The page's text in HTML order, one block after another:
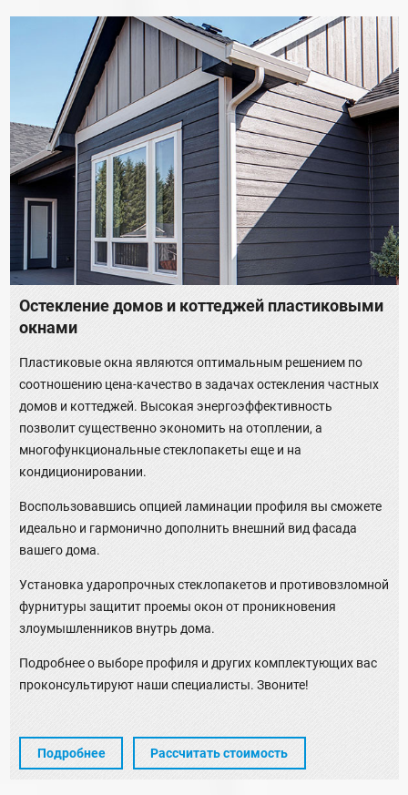
Остекление домов и коттеджей пластиковыми
окнами
Пластиковые окна являются оптимальным решением по
соотношению цена-качество в задачах остекления частных
домов и коттеджей. Высокая энергоэффективность
позволит существенно экономить на отоплении, а
многофункциональные стеклопакеты еще и на
кондиционировании.
Воспользовавшись опцией ламинации профиля вы сможете
идеально и гармонично дополнить внешний вид фасада
вашего дома.
Установка ударопрочных стеклопакетов и противовзломной
фурнитуры защитит проемы окон от проникновения
злоумышленников внутрь дома.
Подробнее о выборе профиля и других комплектующих вас
проконсультируют наши специалисты. Звоните!
Подробнее Рассчитать стоимость